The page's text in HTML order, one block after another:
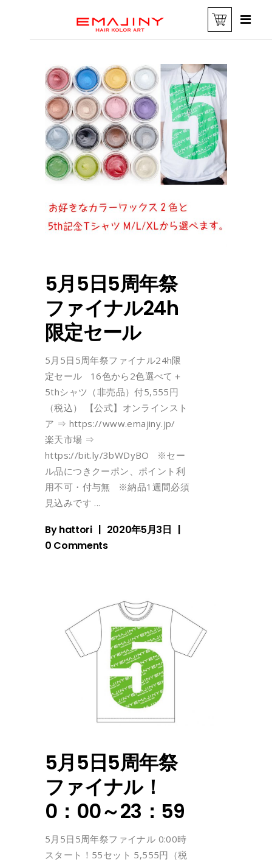
5月5日5周年祭
ファイナル24h
限定セール
5月5日5周年祭ファイナル24h限
定セール 16色から2色選べて＋
5thシャツ（非売品）付5,555円
（税込） 【公式】オンラインスト
ア ⇒ https://www.emajiny.jp/
楽天市場 ⇒
https://bit.ly/3bWDyBO ※セー
ル品につきクーポン、ポイント利
用不可・付与無 ※納品1週間必須
見込みです
Byhattori
2020年5月3日
0 Comments
‪5月5日5周年祭
ファイナル‬！
0：00～23：59
‪5月5日5周年祭ファイナル‬ ‪0:00時
スタート！55セット‬ ‪5,555円（税